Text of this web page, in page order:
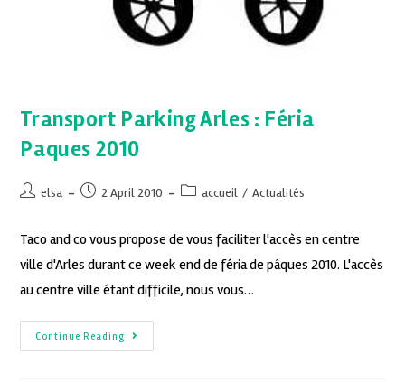
Transport Parking Arles : Féria
Paques 2010
elsa 2 April 2010 accueil / Actualités
Taco and co vous propose de vous faciliter l'accès en centre
ville d'Arles durant ce week end de féria de pâques 2010. L'accès
au centre ville étant difficile, nous vous…
Continue Reading